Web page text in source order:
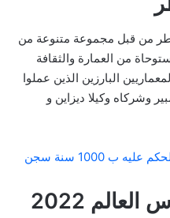
من قبل مجموعة متنوعة من
من العمارة والثقافة
البارزين الذين عملوا
وشركاه وكيلا ديزاين و
ب 1000 سنة سجن
2022